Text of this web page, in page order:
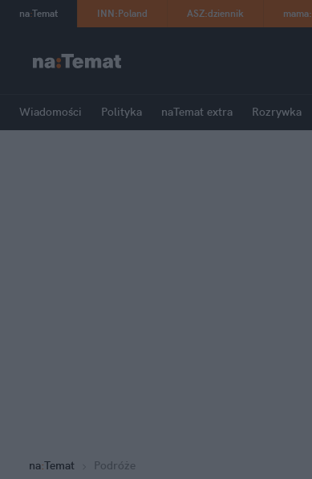
na:Temat INN:Poland ASZ:dziennik mama:
Wiadomości Polityka naTemat extra Rozrywka
na:Temat Podróże